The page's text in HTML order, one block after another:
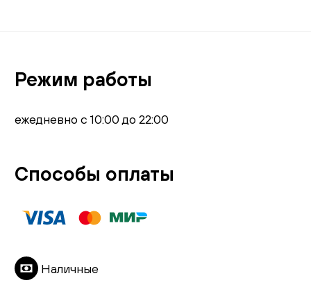
Режим работы
ежедневно с 10:00 до 22:00
Способы оплаты
Наличные